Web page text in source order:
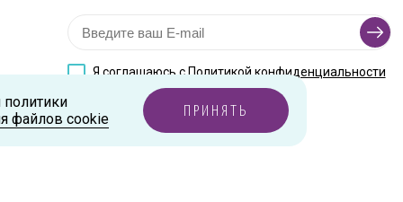
Я соглашаюсь сПолитикой конфиденциальности
файлов cookie
ПРИНЯТЬ